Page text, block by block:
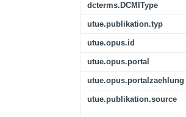
dcterms.DCMIType
utue.publikation.typ
utue.opus.id
utue.opus.portal
utue.opus.portalzaehlung
utue.publikation.source